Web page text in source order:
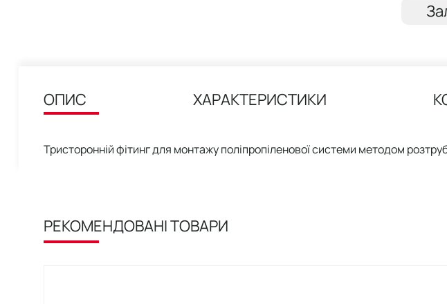
ОПИС ХАРАКТЕРИСТИКИ
Тристоронній фітинг для монтажу поліпропіленової системи методом
РЕКОМЕНДОВАНІ ТОВАРИ